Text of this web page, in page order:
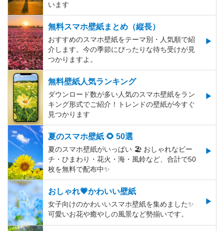
います
無料スマホ壁紙まとめ（縦長）
おすすめのスマホ壁紙をテーマ別・人気順で紹
介します。今の季節にぴったりな待ち受けが見
つかりますよ。
無料壁紙人気ランキング
ダウンロード数が多い人気のスマホ壁紙をラン
キング形式でご紹介！トレンドの壁紙が今すぐ
見つかります
夏のスマホ壁紙 🌻 50選
夏のスマホ壁紙がいっぱい 🏖 おしゃれなビー
チ・ひまわり・花火・海・風鈴など、合計で50
枚を無料で配布中✨
おしゃれ💗かわいい壁紙
女子向けのかわいいスマホ壁紙を集めました✨
可愛いお花や癒やしの風景など勢揃いです。